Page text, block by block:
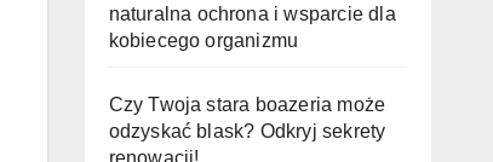
naturalna ochrona i wsparcie dla
kobiecego organizmu
Czy Twoja stara boazeria może
odzyskać blask? Odkryj sekrety